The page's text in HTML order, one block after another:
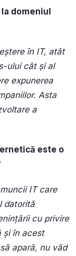
domeniul
în IT, atât
ului cât și al
expunerea
Asta
a
este o
IT care
datorită
cu privire
și în acest
apară, nu văd